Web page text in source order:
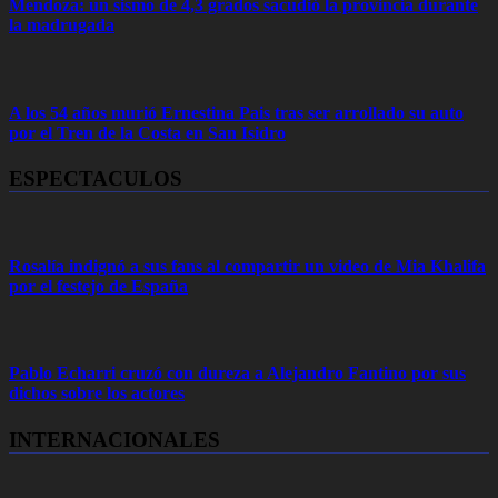
Mendoza: un sismo de 4,3 grados sacudió la provincia durante
la madrugada
A los 54 años murió Ernestina Pais tras ser arrollado su auto
por el Tren de la Costa en San Isidro
ESPECTACULOS
Rosalía indignó a sus fans al compartir un video de Mia Khalifa
por el festejo de España
Pablo Echarri cruzó con dureza a Alejandro Fantino por sus
dichos sobre los actores
INTERNACIONALES